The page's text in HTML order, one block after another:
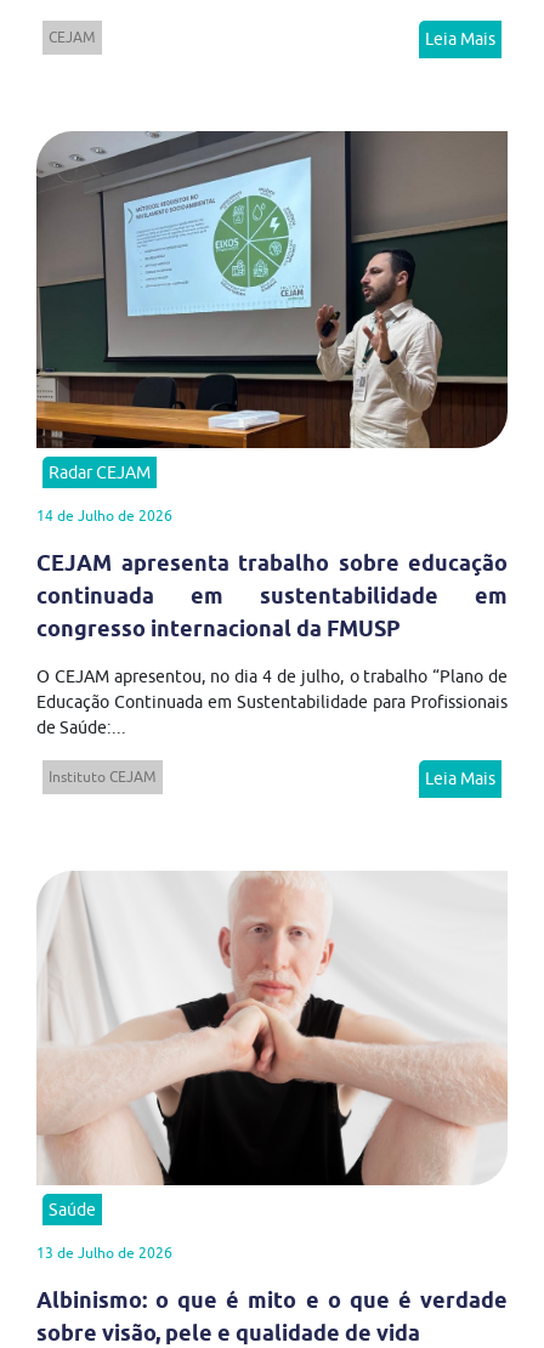
CEJAM Leia Mais
Radar CEJAM
14 de Julho de 2026
CEJAM apresenta trabalho sobre educação
continuada em sustentabilidade em
congresso internacional da FMUSP
O CEJAM apresentou, no dia 4 de julho, o trabalho “Plano de
Educação Continuada em Sustentabilidade para Profissionais
de Saúde:...
Instituto CEJAM Leia Mais
Saúde
13 de Julho de 2026
Albinismo: o que é mito e o que é verdade
sobre visão, pele e qualidade de vida